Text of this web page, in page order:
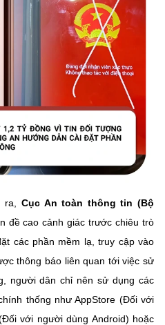
ra,Cục An toàn thông tin (Bộ
đề cao cảnh giác trước chiêu trò
các phần mềm lạ, truy cập vào
thông báo liên quan tới việc sử
người dân chỉ nên sử dụng các
thống như AppStore (Đối với
với người dùng Android) hoặc